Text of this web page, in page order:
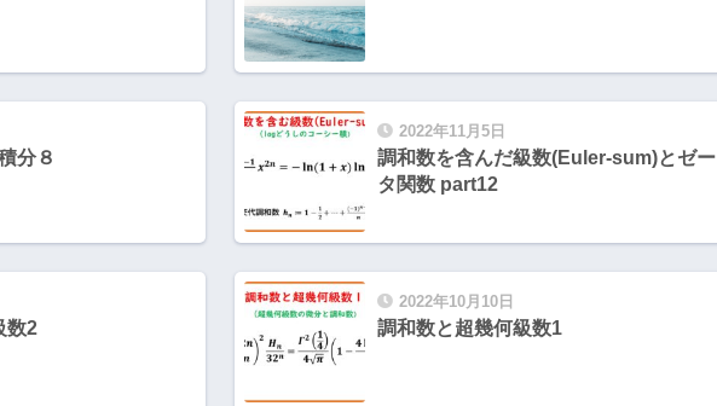
分８
2022年11月5日
調和数を含んだ級数(Euler-sum)とゼー
タ関数 part12
数2
2022年10月10日
調和数と超幾何級数1